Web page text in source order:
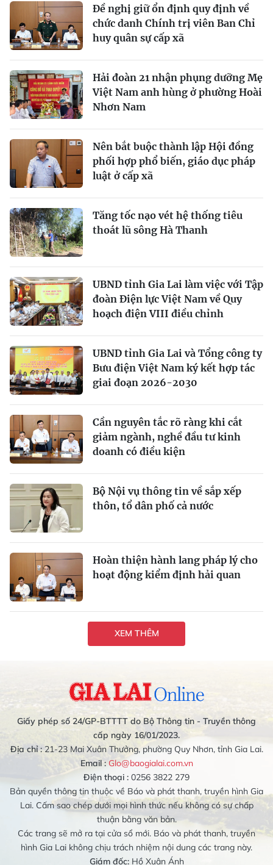
Đề nghị giữ ổn định quy định về
chức danh Chính trị viên Ban Chỉ
huy quân sự cấp xã
Hải đoàn 21 nhận phụng dưỡng Mẹ
Việt Nam anh hùng ở phường Hoài
Nhơn Nam
Nên bắt buộc thành lập Hội đồng
phối hợp phổ biến, giáo dục pháp
luật ở cấp xã
Tăng tốc nạo vét hệ thống tiêu
thoát lũ sông Hà Thanh
UBND tỉnh Gia Lai làm việc với Tập
đoàn Điện lực Việt Nam về Quy
hoạch điện VIII điều chỉnh
UBND tỉnh Gia Lai và Tổng công ty
Bưu điện Việt Nam ký kết hợp tác
giai đoạn 2026-2030
Cần nguyên tắc rõ ràng khi cắt
giảm ngành, nghề đầu tư kinh
doanh có điều kiện
Bộ Nội vụ thông tin về sắp xếp
thôn, tổ dân phố cả nước
Hoàn thiện hành lang pháp lý cho
hoạt động kiểm định hải quan
XEM THÊM
Giấy phép số 24/GP-BTTTT do Bộ Thông tin - Truyền thông
cấp ngày 16/01/2023.
Địa chỉ :21-23 Mai Xuân Thưởng, phường Quy Nhơn, tỉnh Gia Lai.
Email : Glo@baogialai.com.vn
Điện thoại : 0256 3822 279
Bản quyền thông tin thuộc về Báo và phát thanh, truyền hình Gia
Lai. Cấm sao chép dưới mọi hình thức nếu không có sự chấp
thuận bằng văn bản.
Các trang sẽ mở ra tại cửa sổ mới. Báo và phát thanh, truyền
hình Gia Lai không chịu trách nhiệm nội dung các trang này.
Giám đốc:Hồ Xuân Ánh